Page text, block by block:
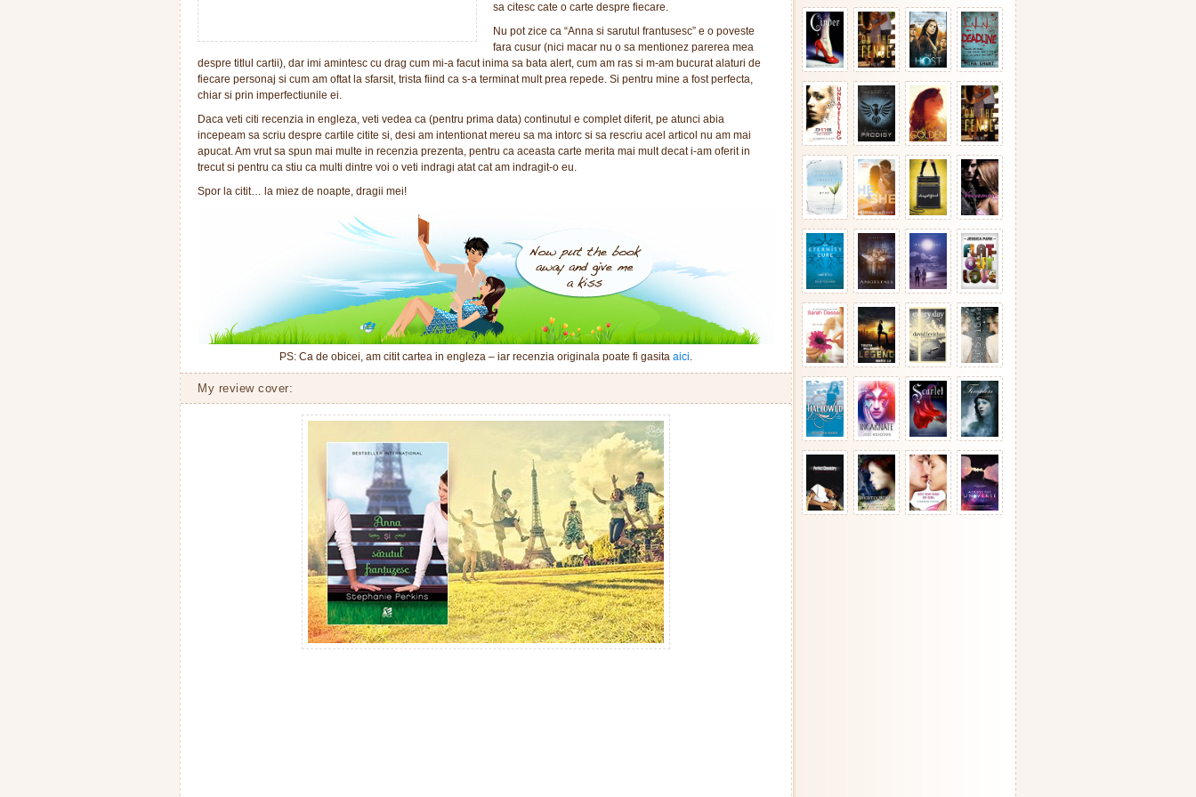
sa citesc cate o carte despre fiecare.
Nu pot zice ca “Anna si sarutul frantusesc” e o poveste
fara cusur (nici macar nu o sa mentionez parerea mea
despre titlul cartii), dar imi amintesc cu drag cum mi-a facut inima sa bata alert, cum am ras si m-am bucurat alaturi de
fiecare personaj si cum am oftat la sfarsit, trista fiind ca s-a terminat mult prea repede. Si pentru mine a fost perfecta,
chiar si prin imperfectiunile ei.
Daca veti citi recenzia in engleza, veti vedea ca (pentru prima data) continutul e complet diferit, pe atunci abia
incepeam sa scriu despre cartile citite si, desi am intentionat mereu sa ma intorc si sa rescriu acel articol nu am mai
apucat. Am vrut sa spun mai multe in recenzia prezenta, pentru ca aceasta carte merita mai mult decat i-am oferit in
trecut si pentru ca stiu ca multi dintre voi o veti indragi atat cat am indragit-o eu.
Spor la citit… la miez de noapte, dragii mei!
PS: Ca de obicei, am citit cartea in engleza – iar recenzia originala poate fi gasita aici.
My review cover: